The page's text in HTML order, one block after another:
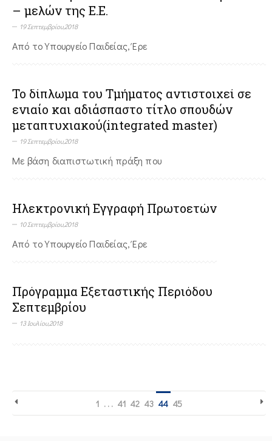
– μελών της Ε.Ε.
19 Σεπτεμβρίου,2018
Από το Υπουργείο Παιδείας, Έρε
Το δίπλωμα του Τμήματος αντιστοιχεί σε
ενιαίο και αδιάσπαστο τίτλο σπουδών
μεταπτυχιακού(integrated master)
19 Σεπτεμβρίου,2018
Με βάση διαπιστωτική πράξη που
Ηλεκτρονική Εγγραφή Πρωτοετών
10 Σεπτεμβρίου,2018
Από το Υπουργείο Παιδείας, Έρε
Πρόγραμμα Εξεταστικής Περιόδου
Σεπτεμβρίου
13 Ιουλίου,2018
1 . . . 41 42 43 44 45